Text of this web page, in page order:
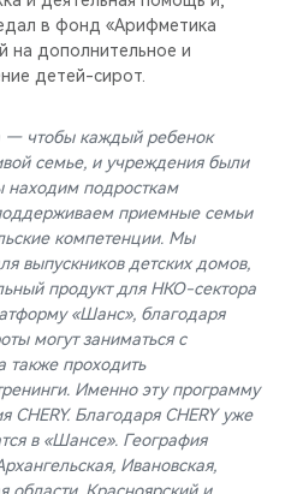
в фонд «Арифметика
на дополнительное и
детей-сирот.
— чтобы каждый ребенок
семье, и учреждения были
находим подросткам
приемные семьи
компетенции. Мы
выпускников детских домов,
продукт для НКО-сектора
«Шанс», благодаря
могут заниматься с
также проходить
Именно эту программу
Благодаря CHERY уже
в «Шансе». География
Ивановская,